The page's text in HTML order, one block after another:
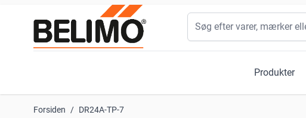
Produkter
Søg
Forsiden / DR24A-TP-7